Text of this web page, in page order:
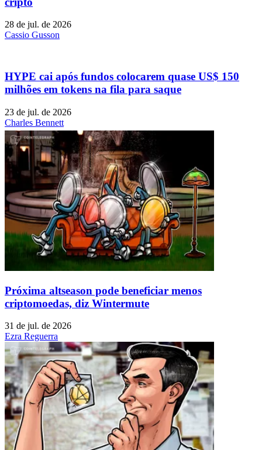
28 de jul. de 2026
Cassio Gusson
HYPE cai após fundos colocarem quase US$ 150
milhões em tokens na fila para saque
23 de jul. de 2026
Charles Bennett
Próxima altseason pode beneficiar menos
criptomoedas, diz Wintermute
31 de jul. de 2026
Ezra Reguerra